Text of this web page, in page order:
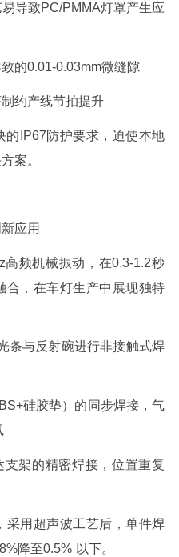
导致PC/PMMA灯罩产生应
的0.01-0.03mm微缝隙
约产线节拍提升
的 IP67防护要求，迫使本地
案。
应用
高频机械振动，在0.3-1.2秒
合，在车灯生产中展现独特
条与反射碗进行非接触式焊
硅胶垫）的同步焊接，气
支架的精密焊接，位置重复
采用超声波工艺后，单件焊
降至0.5% 以下。